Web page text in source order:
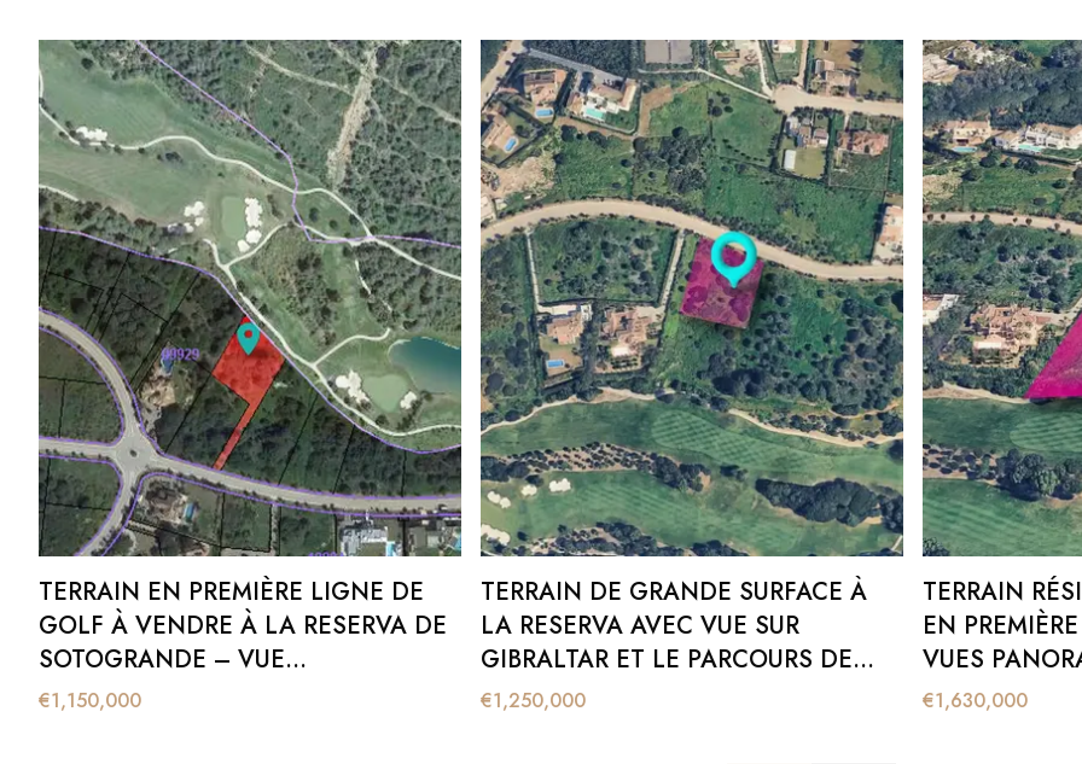
TERRAIN EN PREMIÈRE LIGNE DE
GOLF À VENDRE À LA RESERVA DE
SOTOGRANDE – VUE
PANORAMIQUE SUR LE LAC ET LE
€1,150,000
TERRAIN DE GRANDE SURFACE À
LA RESERVA AVEC VUE SUR
GIBRALTAR ET LE PARCOURS DE
GOLF – PRIX 340 € PAR M²
€1,250,000
TERRAIN
EN
VUES
€1,630,000